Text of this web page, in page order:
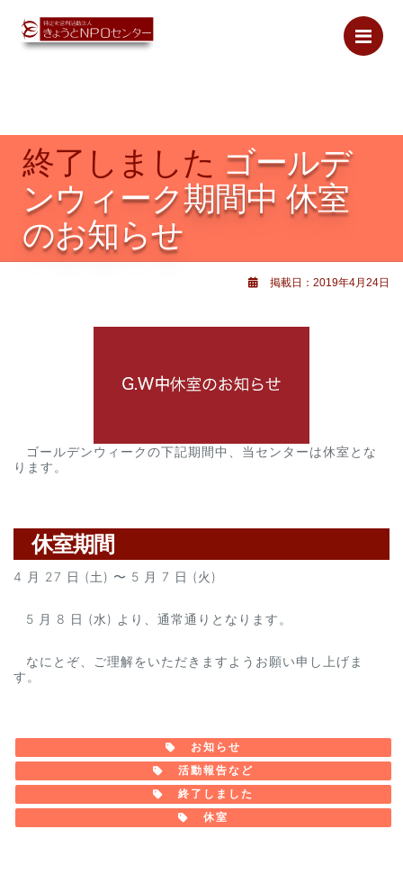
終了しました ゴールデ
ンウィーク期間中 休室
のお知らせ
掲載日：2019年4月24日
ゴールデンウィークの下記期間中、当センターは休室とな
ります。
休室期間
4 月 27 日 (土) 〜 5 月 7 日 (火)
5 月 8 日 (水) より、通常通りとなります。
なにとぞ、ご理解をいただきますようお願い申し上げま
す。
お知らせ
活動報告など
終了しました
休室